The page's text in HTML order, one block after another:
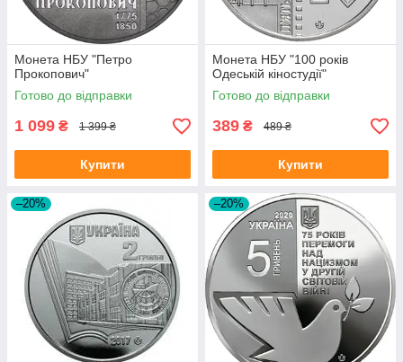
Монета НБУ "Петро
Прокопович"
Готово до відправки
1 099 ₴ 1 399 ₴
Купити
Монета НБУ "100 років
Одеській кіностудії"
Готово до відправки
389 ₴ 489 ₴
Купити
–20% –20%